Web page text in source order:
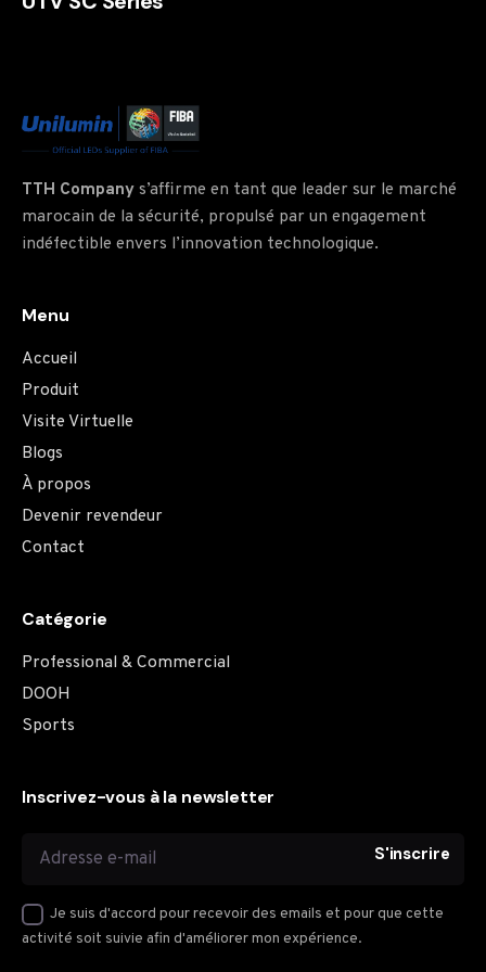
TTH Company s’affirme en tant que leader sur le marché
marocain de la sécurité, propulsé par un engagement
indéfectible envers l’innovation technologique.
Menu
Accueil
Produit
Visite Virtuelle
Blogs
À propos
Devenir revendeur
Contact
Catégorie
Professional & Commercial
DOOH
Sports
Inscrivez-vous à la newsletter
S'inscrire
Je suis d'accord pour recevoir des emails et pour que cette
activité soit suivie afin d'améliorer mon expérience.